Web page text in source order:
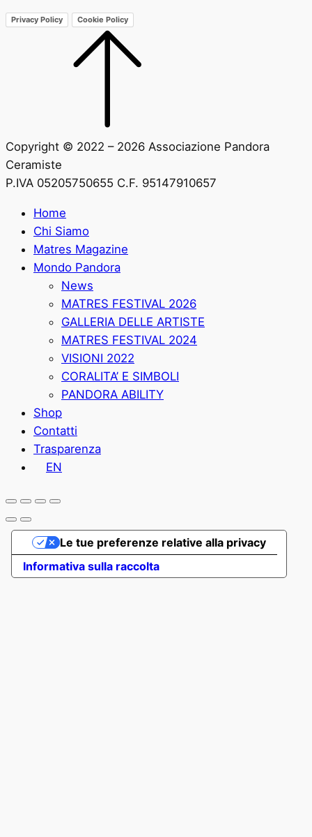
Privacy Policy Cookie Policy
Copyright © 2022 – 2026 Associazione Pandora
Ceramiste
P.IVA 05205750655 C.F. 95147910657
Home
Chi Siamo
Matres Magazine
Mondo Pandora
News
MATRES FESTIVAL 2026
GALLERIA DELLE ARTISTE
MATRES FESTIVAL 2024
VISIONI 2022
CORALITA’ E SIMBOLI
PANDORA ABILITY
Shop
Contatti
Trasparenza
EN
Informativa sulla raccolta
Le tue preferenze relative alla privacy